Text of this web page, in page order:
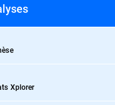
Xplorer